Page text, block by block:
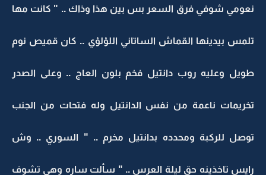
نعومي شوفي فرق السعر بس بين هذا وذاك .. " كانت مها
تلمس بيدينها القماش الساتاني اللؤلؤي .. كان قميص نوم
طويل وعليه روب دانتيل فخم بلون العاج .. وعلى الصدر
تخريمات ناعمة من نفس الدانتيل وله فتحات من الجنب
توصل للركبة ومحدده بدانتيل مخرم .. " السوري .. وش
رايس تاخذينه حق ليلة العرس .. " سألت ساره وهي تشوف